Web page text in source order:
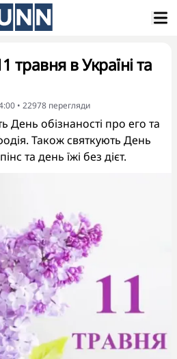
травня в Україні та
• 22978 перегляди
День обізнаності про его та
Також святкують День
та день їжі без дієт.